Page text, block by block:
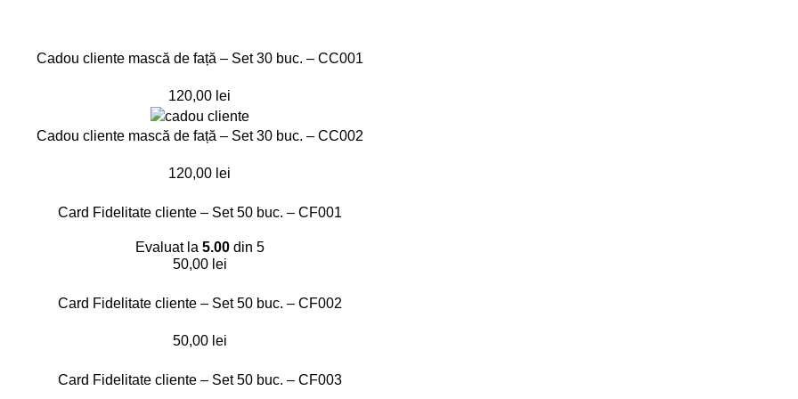
Cadou cliente mască de față – Set 30 buc. – CC001
120,00 lei
Cadou cliente mască de față – Set 30 buc. – CC002
120,00 lei
Card Fidelitate cliente – Set 50 buc. – CF001
Evaluat la 5.00din 5
50,00 lei
Card Fidelitate cliente – Set 50 buc. – CF002
50,00 lei
Card Fidelitate cliente – Set 50 buc. – CF003